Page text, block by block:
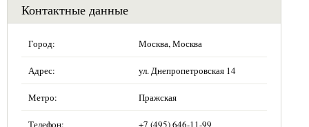
Контактные данные
Город: Москва, Москва
Адрес: ул. Днепропетровская 14
Метро: Пражская
Телефон: +7 (495) 646-11-99